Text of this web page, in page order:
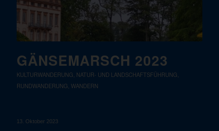
GÄNSEMARSCH 2023
KULTURWANDERUNG NATUR- UND LANDSCHAFTSFÜHRUNG
RUNDWANDERUNG WANDERN
13. Oktober 2023